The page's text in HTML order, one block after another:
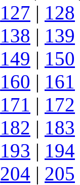
127 | 128
138 | 139
149 | 150
160 | 161
171 | 172
182 | 183
193 | 194
204 | 205